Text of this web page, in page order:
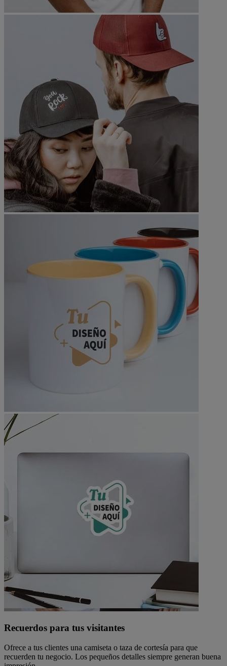
Recuerdos para tus visitantes
Ofrece a tus clientes una camiseta o taza de cortesía para que
recuerden tu negocio. Los pequeños detalles siempre generan buena